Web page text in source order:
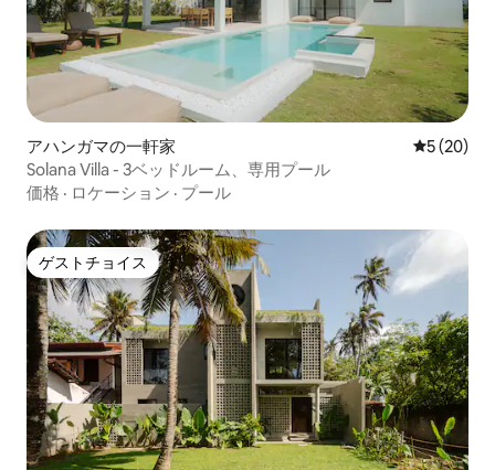
アハンガマの一軒家 レビュー
5 (20)
Solana Villa - 3ベッドルーム、専用プール
価格 · ロケーション · プール
ゲストチョイス
ゲストチョイス